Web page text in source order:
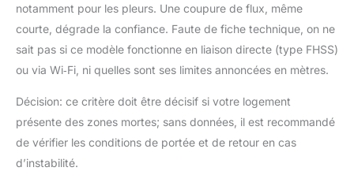
notamment pour les pleurs. Une coupure de flux, même
courte, dégrade la confiance. Faute de fiche technique, on ne
sait pas si ce modèle fonctionne en liaison directe (type FHSS)
ou via Wi‑Fi, ni quelles sont ses limites annoncées en mètres.
Décision: ce critère doit être décisif si votre logement
présente des zones mortes; sans données, il est recommandé
de vérifier les conditions de portée et de retour en cas
d’instabilité.